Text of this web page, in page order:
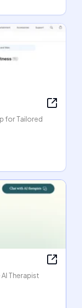
for Tailored
Therapist